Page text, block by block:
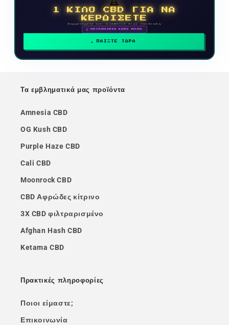
1 ΚΙΛΟ CBD ΓΙΑ ΝΑ
ΚΕΡΔΙΣΕΤΕ
Συμμετέχετε και ανεβείτε στην κατάταξη
🗓 ΑΝΤΑΜΟΙΒΕΣ ΚΑΘΕ ΜΗΝΑ
ΠΑΙΞΤΕ ΤΩΡΑ
Τα εμβληματικά μας προϊόντα
Amnesia CBD
OG Kush CBD
Purple Haze CBD
Cali CBD
Moonrock CBD
CBD Αφρώδες κίτρινο
3X CBD φιλτραρισμένο
Afghan Hash CBD
Ketama CBD
Πρακτικές πληροφορίες
Ποιοι είμαστε;
Επικοινωνία